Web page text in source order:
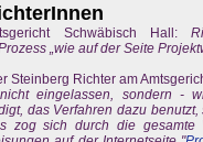
Schwäbisch Hall:
„wie auf der Seite
Steinberg Richter am
eingelassen, sondern -
das Verfahren dazu
zog sich durch die